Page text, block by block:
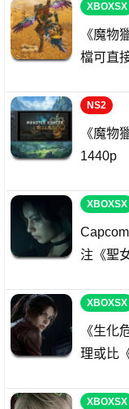
XBOXSX
《魔
檔可直
NS2
《魔物
1440p
XBOXSX
注《聖
XBOXSX
《生化
理或比
XBOXSX